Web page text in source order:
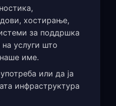
хостирање,
за поддршка
услуги што
име.
или да ја
инфраструктура